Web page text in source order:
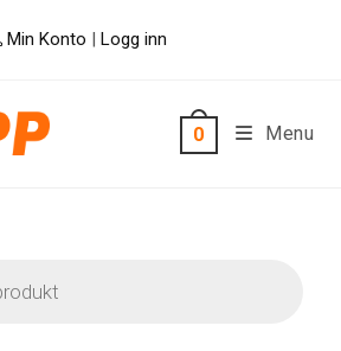
Min Konto | Logg inn
0 Menu